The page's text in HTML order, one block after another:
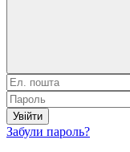
Увійти
Забули пароль?